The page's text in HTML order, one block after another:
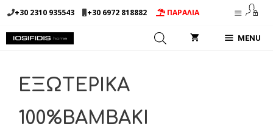
Μετάβαση
σε
περιεχόμενο
+30 2310 935543 +30 6972 818882 ΠΑΡΑΛΙΑ
MENU
ΕΞΩΤΕΡΙΚΑ
100%ΒΑΜΒΑΚΙ